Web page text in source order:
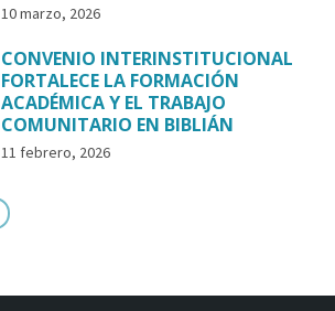
10 marzo, 2026
CONVENIO INTERINSTITUCIONAL
FORTALECE LA FORMACIÓN
ACADÉMICA Y EL TRABAJO
COMUNITARIO EN BIBLIÁN
11 febrero, 2026